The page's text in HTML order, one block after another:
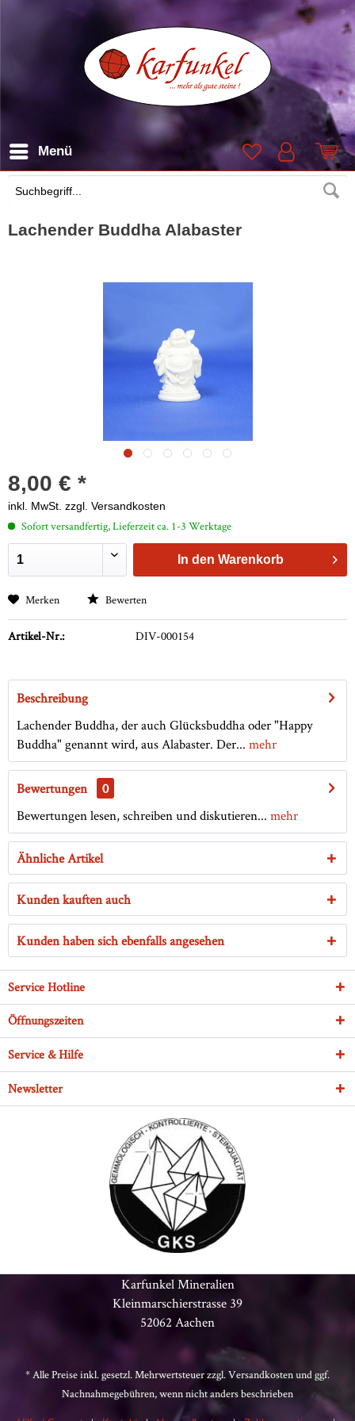
Suchen
Menü
Lachender Buddha Alabaster
8,00 € *
inkl. MwSt. zzgl. Versandkosten
Sofort versandfertig, Lieferzeit ca. 1-3 Werktage
In den Warenkorb
Merken Bewerten
Artikel-Nr.: DIV-000154
Beschreibung
Lachender Buddha, der auch Glücksbuddha oder "Happy
Buddha" genannt wird, aus Alabaster. Der... mehr
Bewertungen
0
Bewertungen lesen, schreiben und diskutieren... mehr
Ähnliche Artikel
Kunden kauften auch
Kunden haben sich ebenfalls angesehen
Service Hotline
Öffnungszeiten
Service & Hilfe
Newsletter
Karfunkel Mineralien
Kleinmarschierstrasse 39
52062 Aachen
* Alle Preise inkl. gesetzl. Mehrwertsteuer zzgl.Versandkostenund ggf.
Nachnahmegebühren, wenn nicht anders beschrieben